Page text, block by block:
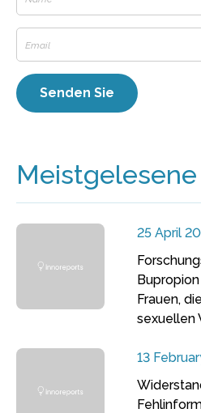
25 April
Frauen,
sexuellen
13